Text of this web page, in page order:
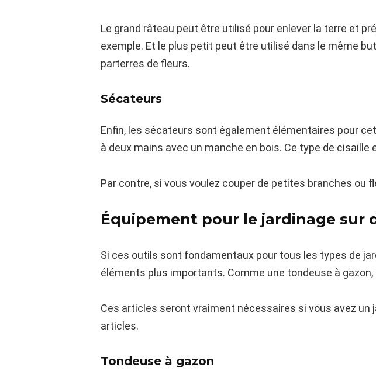
Le grand râteau peut être utilisé pour enlever la terre et
exemple. Et le plus petit peut être utilisé dans le même
parterres de fleurs.
Sécateurs
Enfin, les sécateurs sont également élémentaires pour
à deux mains avec un manche en bois. Ce type de
Par contre, si vous voulez couper de petites branches ou
Équipement pour le jardinage sur
Si ces outils sont fondamentaux pour tous les types de
éléments plus importants. Comme une tondeuse à
Ces articles seront vraiment nécessaires si vous avez
articles.
Tondeuse à gazon